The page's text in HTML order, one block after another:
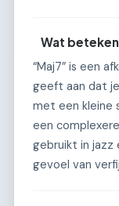
Wat
“Maj7” is een
geeft aan dat
met een kleine
een
gebruikt in jazz
gevoel van